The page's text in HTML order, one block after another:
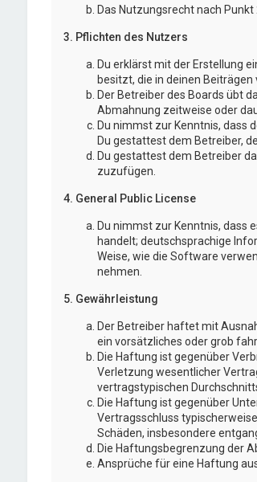
Das Nutzungsrecht nach
3. Pflichten des Nutzers
Du erklärst mit der Erstellung
besitzt, die in deinen
Der Betreiber des Boards übt
Abmahnung zeitweise oder
Du nimmst zur Kenntnis, dass
Du gestattest dem Betreiber,
Du gestattest dem Betreiber
zuzufügen.
4. General Public License
Du nimmst zur Kenntnis, dass
handelt; deutschsprachige
Weise, wie die Software
nehmen.
5. Gewährleistung
Der Betreiber haftet mit
ein vorsätzliches oder grob
Die Haftung ist gegenüber
Verletzung wesentlicher
vertragstypischen
Die Haftung ist gegenüber
Vertragsschluss
Schäden, insbesondere
Die Haftungsbegrenzung der
Ansprüche für eine Haftung